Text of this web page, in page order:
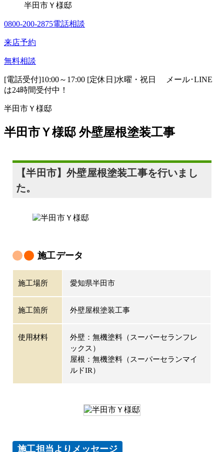
半田市Ｙ様邸
0800-200-2875電話相談
来店予約
無料相談
[電話受付]10:00～17:00 [定休日]水曜・祝日
メール･LINE
は24時間受付中！
半田市Ｙ様邸
半田市Ｙ様邸 外壁屋根塗装工事
【半田市】外壁屋根塗装工事を行いまし
た。
施工データ
施工場所 愛知県半田市
施工箇所 外壁屋根塗装工事
使用材料
外壁：無機塗料（スーパーセランフレ
ックス）
屋根：無機塗料（スーパーセランマイ
ルドIR）
施工担当よりメッセージ